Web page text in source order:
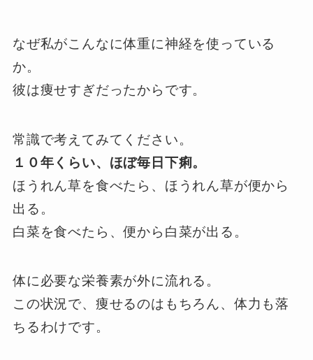
なぜ私がこんなに体重に神経を使っている
か。
彼は痩せすぎだったからです。
常識で考えてみてください。
１０年くらい、ほぼ毎日下痢。
ほうれん草を食べたら、ほうれん草が便から
出る。
白菜を食べたら、便から白菜が出る。
体に必要な栄養素が外に流れる。
この状況で、痩せるのはもちろん、体力も落
ちるわけです。